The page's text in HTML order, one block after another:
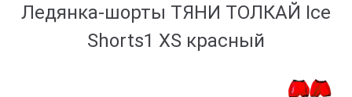
Ледянка-шорты ТЯНИ ТОЛКАЙ Ice
Shorts1 XS красный